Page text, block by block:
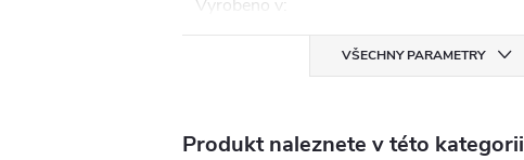
Vyrobeno v:
VŠECHNY PARAMETRY
Produkt naleznete v této kategorii